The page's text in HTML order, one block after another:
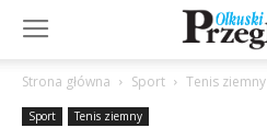
Strona główna Sport Tenis ziemny
Sport Tenis ziemny